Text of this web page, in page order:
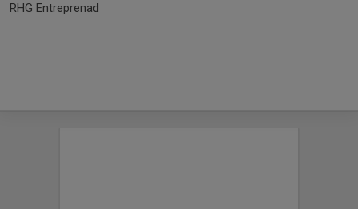
RHG Entreprenad